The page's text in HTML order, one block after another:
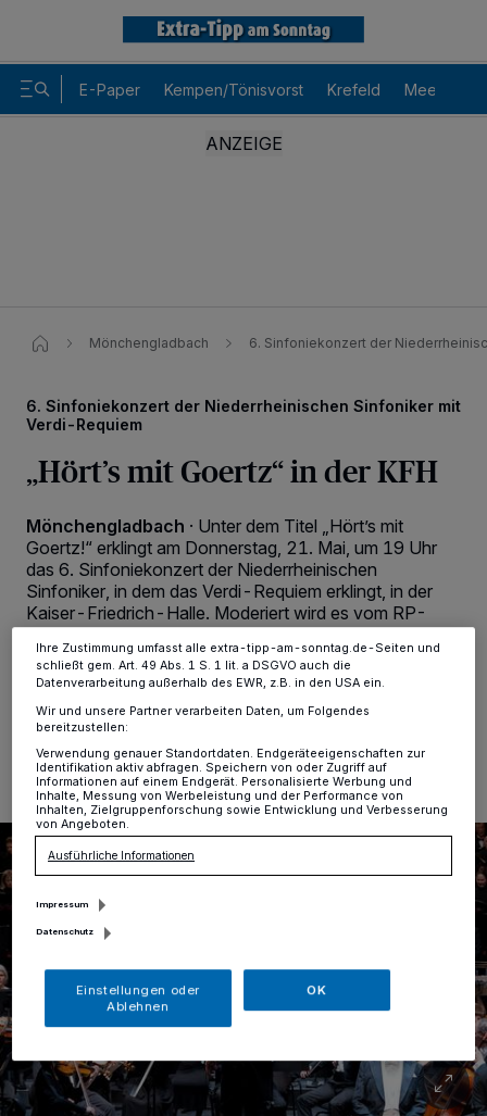
E-Paper Kempen/Tönisvorst Krefeld Meerbusch
Mönchengladbach 6. Sinfoniekonzert der
6. Sinfoniekonzert der Niederrheinischen Sinfoniker mit
Verdi-Requiem
„Hört’s mit Goertz“ in der KFH
Mönchengladbach · Unter dem Titel „Hört’s mit
Goertz!“ erklingt am Donnerstag, 21. Mai, um 19 Uhr
das 6. Sinfoniekonzert der Niederrheinischen
Sinfoniker, in dem das Verdi-Requiem erklingt, in der
Kaiser-Friedrich-Halle. Moderiert wird es vom RP-
Musikredakteur Dr. Wolfram Goertz.
12.05.2026 , 09:29 Uhr
Wir und unsere218
Kennungen auf Ihrem Gerät zu. Durch Auswahl von OK aktivieren Sie
Tracking-Technologien für die unter „Wir und unsere Partner
Zwecke. Wenn Tracker deaktiviert sind, sind manche Inhalte und
Anzeigen möglicherweise nicht mehr so relevant für Sie. Sie können
dieses Menü jederzeit wieder aufrufen, um Ihre Einstellungen zu
ändern oder Ihre Einwilligung zu widerrufen, indem Sie auf den Link
Einstellungen oder Ablehnen am unteren Rand der Webseite klicken.
Ihre Einstellungen gelten innerhalb unseres Website. Weitere
Informationen finden Sie in unserer Datenschutzerklärung.
Ihre Zustimmung umfasst alle extra-tipp-am-sonntag.de-Seiten und
schließt gem. Art. 49 Abs. 1 S. 1 lit. a DSGVO auch die
Datenverarbeitung außerhalb des EWR, z.B. in den USA ein.
Wir und unsere Partner verarbeiten Daten, um Folgendes
bereitzustellen:
Verwendung genauer Standortdaten. Endgeräteeigenschaften zur
Identifikation aktiv abfragen. Speichern von oder Zugriff auf
Informationen auf einem Endgerät. Personalisierte Werbung und
Inhalte, Messung von Werbeleistung und der Performance von
Inhalten, Zielgruppenforschung sowie Entwicklung und Verbesserung
von Angeboten.
Ausführliche Informationen
Impressum
Datenschutz
Einstellungen oder
Ablehnen
OK